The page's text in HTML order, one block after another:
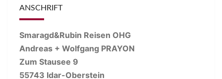
ANSCHRIFT
Smaragd&Rubin Reisen OHG
Andreas + Wolfgang PRAYON
Zum Stausee 9
55743 Idar-Oberstein